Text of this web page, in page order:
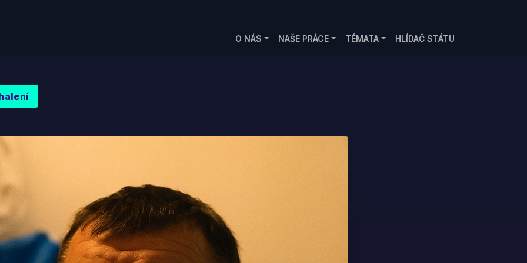
O NÁS NAŠE PRÁCE TÉMATA HLÍDAČ STÁTU